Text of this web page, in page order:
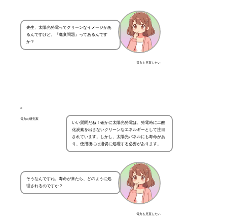
電力を見直したい
先生、太陽光発電ってクリーンなイメージがあ
るんですけど、『廃棄問題』ってあるんです
か？
電力の研究家
いい質問だね！確かに太陽光発電は、発電時に二酸
化炭素を出さないクリーンなエネルギーとして注目
されています。しかし、太陽光パネルにも寿命があ
り、使用後には適切に処理する必要があります。
電力を見直したい
そうなんですね。寿命が来たら、どのように処
理されるのですか？